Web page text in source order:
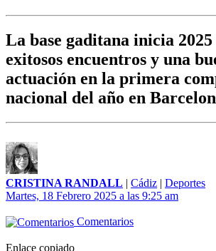
La base gaditana inicia
exitosos encuentros y una
actuación en la primera
nacional del año en
CRISTINA RANDALL | Cádiz | Deportes
Martes, 18 Febrero 2025 a las 9:25 am
Comentarios
Enlace copiado